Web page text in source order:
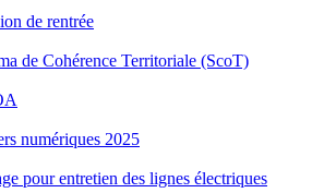
de rentrée
de Cohérence Territoriale (ScoT)
numériques 2025
pour entretien des lignes électriques